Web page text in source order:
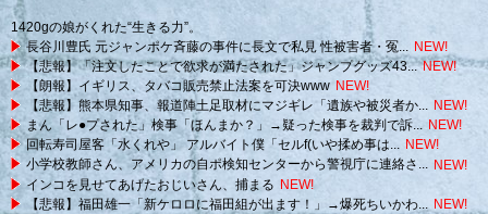
1420gの娘がくれた“生きる力”。
長谷川豊氏 元ジャンポケ斉藤の事件に長文で私見 性被害者・冤...
NEW!
【悲報】「注文したことで欲求が満たされた」ジャンプグッズ43... NEW!
【朗報】イギリス、タバコ販売禁止法案を可決www NEW!
【悲報】熊本県知事、報道陣土足取材にマジギレ「遺族や被災者か...
NEW!
まん「レ●プされた」検事「ほんまか？」→疑った検事を裁判で訴...
NEW!
回転寿司屋客「水くれや」 アルバイト僕「セルf(いや揉め事は... NEW!
小学校教師さん、アメリカの自ポ検知センターから警視庁に連絡さ... NEW!
インコを見せてあげたおじいさん、捕まる
NEW!
【悲報】福田雄一「新ケロロに福田組が出ます！」→爆死ちいかわ...
NEW!